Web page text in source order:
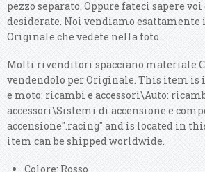
pezzo separato. Oppure fateci sapere
desiderate. Noi vendiamo esattamente
Originale che vedete nella foto.
Molti rivenditori spacciano materiale
vendendolo per Originale. This item is
e moto: ricambi e accessori\Auto:
accessori\Sistemi di accensione e
accensione".racing" and is located in
item can be shipped worldwide.
Colore: Rosso